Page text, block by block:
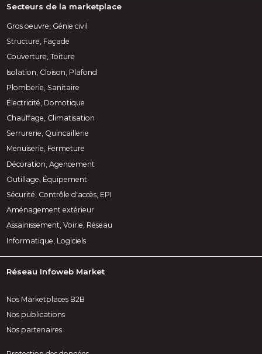
Secteurs de la marketplace
Gros oeuvre, Génie civil
Structure, Façade
Couverture, Toiture
Isolation, Cloison, Plafond
Plomberie, Sanitaire
Électricité, Domotique
Chauffage, Climatisation
Serrurerie, Quincaillerie
Menuiserie, Fermeture
Décoration, Agencement
Outillage, Équipement
Sécurité, Contrôle d'accès, EPI
Aménagement extérieur
Assainissement, Voirie, Réseau
Informatique, Logiciels
Réseau Infoweb Market
Nos Marketplaces B2B
Nos publications
Nos partenaires